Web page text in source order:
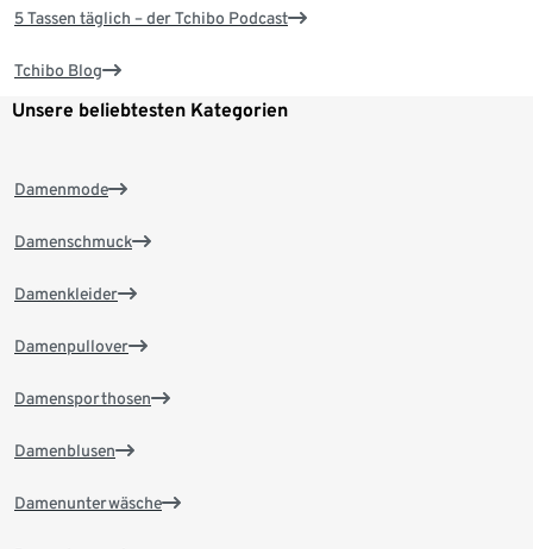
5 Tassen täglich – der Tchibo Podcast
Tchibo Blog
Unsere beliebtesten Kategorien
Damenmode
Damenschmuck
Damenkleider
Damenpullover
Damensporthosen
Damenblusen
Damenunterwäsche